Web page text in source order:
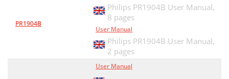
PR1904B
Philips PR1904B User Manual,
8 pages
User Manual
Philips PR1904B User Manual,
2 pages
User Manual